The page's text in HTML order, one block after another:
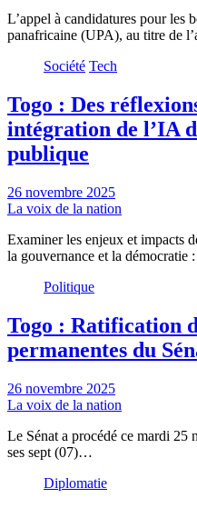
L’appel à candidatures pour les
panafricaine (UPA), au titre de
Société Tech
Togo : Des
intégration de l’IA
publique
26 novembre 2025
La voix de la nation
Examiner les enjeux et impacts
la gouvernance et la démocratie
Politique
Togo : Ratification
permanentes du
26 novembre 2025
La voix de la nation
Le Sénat a procédé ce mardi 25
ses sept (07)…
Diplomatie